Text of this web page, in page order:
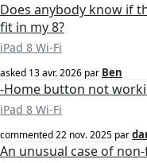
Does anybody know if
fit in my 8?
iPad 8 Wi-Fi
asked 13 avr. 2026 par Ben
-Home button not
iPad 8 Wi-Fi
commented22 nov. 2025 par
An unusual case of